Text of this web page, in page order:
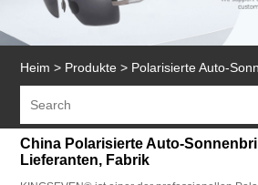
Heim > Produkte > Polarisierte Auto-
China Polarisierte Auto-
Lieferanten, Fabrik